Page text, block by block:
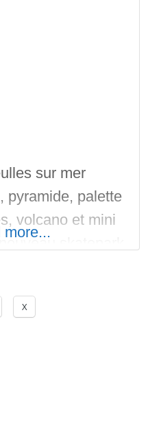
sur mer
pyramide, palette
volcano et mini
skatepark
les
Bonnes
more...
X